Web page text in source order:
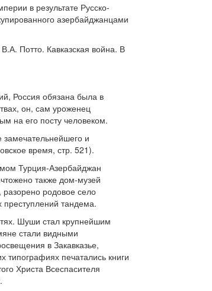
в результате Русско-
азербайджанцами
Потто. Кавказская война. В
Россия обязана была в
он, сам уроженец
на его посту человеком.
и
время, стр. 521).
Турция-Азербайджан
также дом-музей
родовое село
тандема.
Шуши стал крупнейшим
стали видными
в Закавказье,
типографиях печатались книги
Христа Всеспасителя